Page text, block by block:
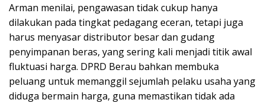
Arman menilai, pengawasan tidak cukup hanya
dilakukan pada tingkat pedagang eceran, tetapi juga
harus menyasar distributor besar dan gudang
penyimpanan beras, yang sering kali menjadi titik awal
fluktuasi harga. DPRD Berau bahkan membuka
peluang untuk memanggil sejumlah pelaku usaha yang
diduga bermain harga, guna memastikan tidak ada